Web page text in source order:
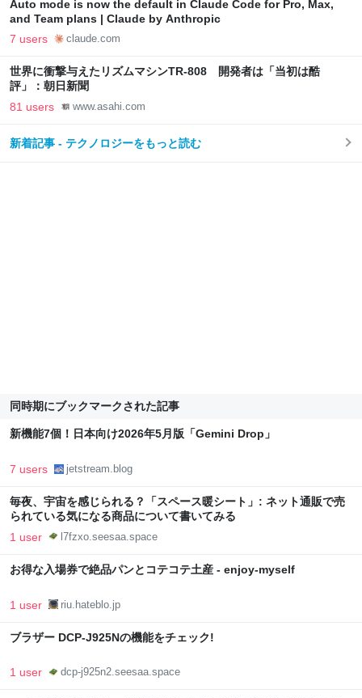
Auto mode is now the default in Claude Code for Pro, Max,
and Team plans | Claude by Anthropic
7 users claude.com
世界に衝撃与えたリズムマシンTR-808 開発者は「当初は酷
評」：朝日新聞
81 users www.asahi.com
新着記事 - テクノロジーをもっと読む
同時期にブックマークされた記事
新機能7個！日本向け2026年5月版「Gemini Drop」
7 users jetstream.blog
毎夜、宇宙を感じられる？「スペース暖シート」: ネット通販で売
られている気になる商品について書いてみる
1 user l7fzxo.seesaa.space
お得な入場券で絶品パンとコテコテ土産 - enjoy-myself
1 user riu.hateblo.jp
ブラザー DCP-J925Nの機能をチェック!
1 user dcp-j925n2.seesaa.space